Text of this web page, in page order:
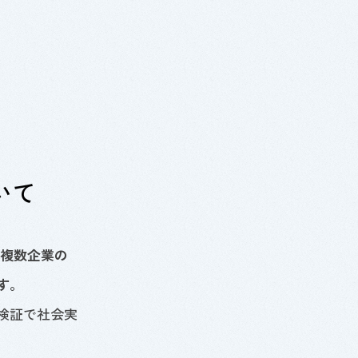
て
数企業の
証で社会実